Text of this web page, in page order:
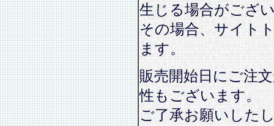
生じる場合がござ
その場合、サイト
ます。
販売開始日にご注
性もございます。
ご了承お願いした